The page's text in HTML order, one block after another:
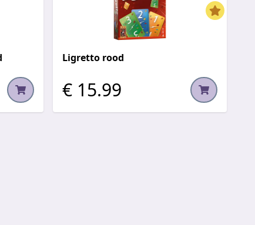
Ligretto rood
€ 15.99